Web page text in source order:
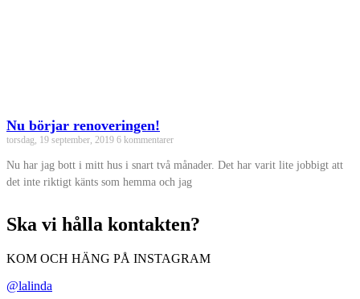
Nu börjar renoveringen!
torsdag, 19 september, 2019 6 kommentarer
Nu har jag bott i mitt hus i snart två månader. Det har varit lite jobbigt att
det inte riktigt känts som hemma och jag
Ska vi hålla kontakten?
KOM OCH HÄNG PÅ INSTAGRAM
@lalinda